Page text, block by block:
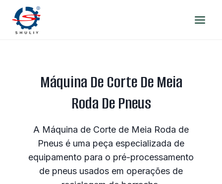
content
Máquina De Corte De Meia
Roda De Pneus
A Máquina de Corte de Meia Roda de
Pneus é uma peça especializada de
equipamento para o pré-processamento
de pneus usados em operações de